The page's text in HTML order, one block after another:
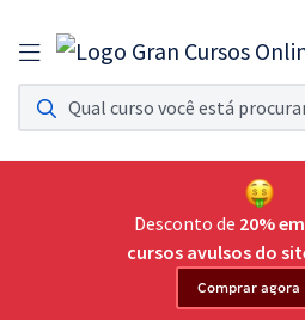
Assinatura Ilimitada 11
Acesso a todos os cursos. Teste grátis por 7
Assinatura OAB Até Passar
Acesso ilimitado a toda preparação para o
Residências Multiprofissionais
Desconto de 20%
cursos avulsos do
Comprar agora